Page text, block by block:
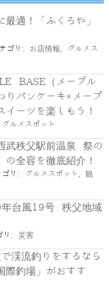
適！「ふくろや」
ゴリ: お店情報
グルメス
BASE（メープル
りパンケーキ×メープ
イーツを楽しもう！
グルメスポット
武秩父駅前温泉 祭の
全容を徹底紹介！
ゴリ: グルメスポット
観
年台風19号 秩父地域
リ: 災害
渓流釣りをするなら
際釣場」がおすす